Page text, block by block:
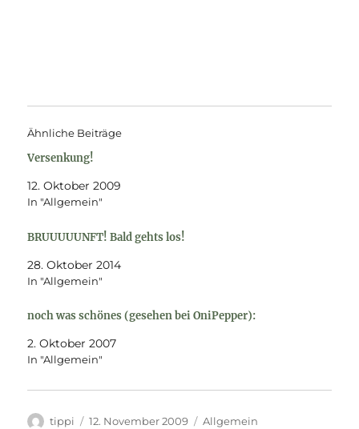
Ähnliche Beiträge
Versenkung!
12. Oktober 2009
In "Allgemein"
BRUUUUUNFT! Bald gehts los!
28. Oktober 2014
In "Allgemein"
noch was schönes (gesehen bei OniPepper):
2. Oktober 2007
In "Allgemein"
Autor
tippi
Veröffentlicht
12. November 2009 Kategorien
Allgemein